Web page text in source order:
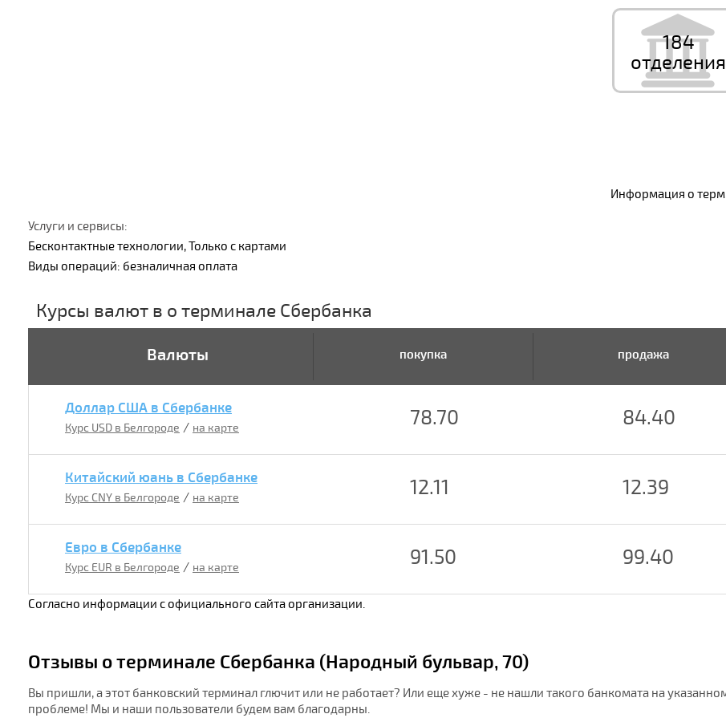
184
отделения
Информация о
Услуги и сервисы:
Бесконтактные технологии, Только с картами
Виды операций: безналичная оплата
Курсы валют в о терминале Сбербанка
Валюты покупка продажа
Доллар США в Сбербанке
Курс USD в Белгороде / на карте 78.70 84.40
Китайский юань в Сбербанке
Курс CNY в Белгороде / на карте 12.11 12.39
Евро в Сбербанке
Курс EUR в Белгороде / на карте 91.50 99.40
Согласно информации с официального сайта организации.
Отзывы о терминале Сбербанка (Народный бульвар, 70)
Вы пришли, а этот банковский терминал глючит или не работает? Или еще хуже - не нашли такого банкомата на
проблеме! Мы и наши пользователи будем вам благодарны.